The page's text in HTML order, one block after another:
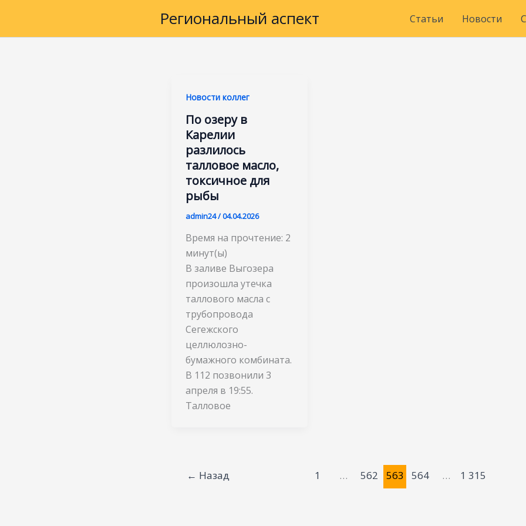
содержимому
Региональный аспект Статьи Новости
Новости коллег
По озеру в
Карелии
разлилось
талловое масло,
токсичное для
рыбы
admin24/04.04.2026
Время на прочтение: 2
минут(ы)
В заливе Выгозера
произошла утечка
таллового масла с
трубопровода
Сегежского
целлюлозно-
бумажного комбината.
В 112 позвонили 3
апреля в 19:55.
Талловое
← Назад 1 … 562 563 564 … 1 315